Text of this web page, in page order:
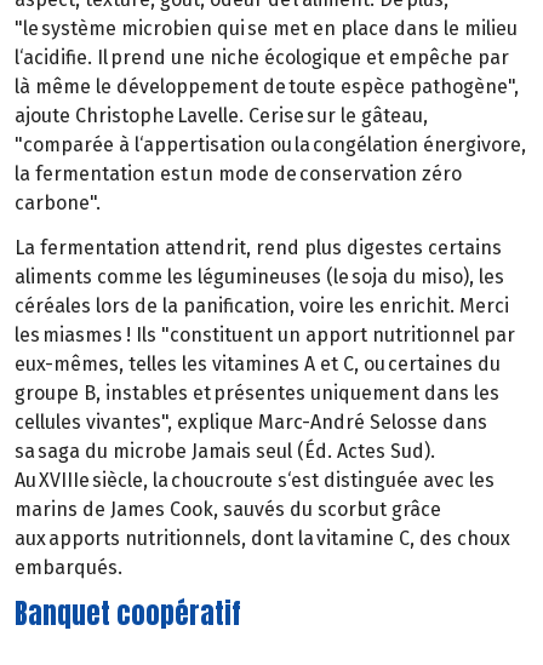
"le système microbien qui se met en place dans le milieu
l‘acidifie. Il prend une niche écologique et empêche par
là même le développement de toute espèce pathogène",
ajoute Christophe Lavelle. Cerise sur le gâteau,
"comparée à l‘appertisation ou la congélation énergivore,
la fermentation est un mode de conservation zéro
carbone".
La fermentation attendrit, rend plus digestes certains
aliments comme les légumineuses (le soja du miso), les
céréales lors de la panification, voire les enrichit. Merci
les miasmes ! Ils "constituent un apport nutritionnel par
eux-mêmes, telles les vitamines A et C, ou certaines du
groupe B, instables et présentes uniquement dans les
cellules vivantes", explique Marc-André Selosse dans
sa saga du microbe Jamais seul (Éd. Actes Sud).
Au XVIIIe siècle, la choucroute s‘est distinguée avec les
marins de James Cook, sauvés du scorbut grâce
aux apports nutritionnels, dont la vitamine C, des choux
embarqués.
Banquet coopératif